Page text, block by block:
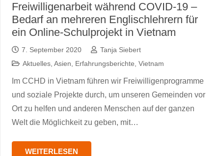
Freiwilligenarbeit während COVID-19 –
Bedarf an mehreren Englischlehrern für
ein Online-Schulprojekt in Vietnam
7. September 2020
Tanja Siebert
Aktuelles, Asien Erfahrungsberichte Vietnam
Im CCHD in Vietnam führen wir Freiwilligenprogramme
und soziale Projekte durch, um unseren Gemeinden vor
Ort zu helfen und anderen Menschen auf der ganzen
Welt die Möglichkeit zu geben, mit…
WEITERLESEN